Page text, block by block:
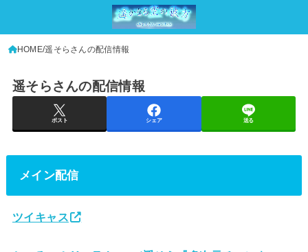
HOME 遥そらさんの配信情報
遥そらさんの配信情報
ポスト シェア 送る
メイン配信
ツイキャス